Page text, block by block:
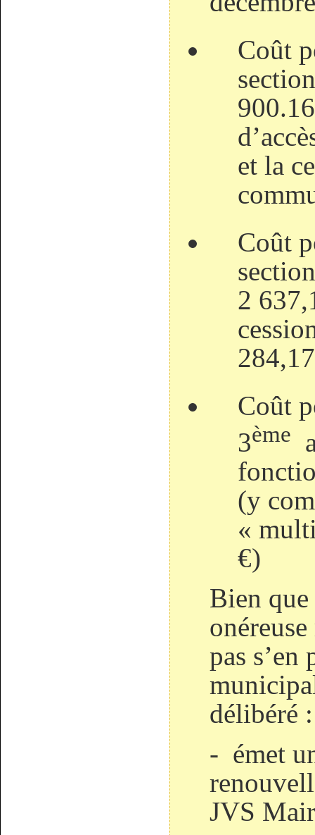
Coût
et la
Coût
2
Coût
3ème
(y
«
€)
Bien
pas s’en
délibéré :
- émet
JVS